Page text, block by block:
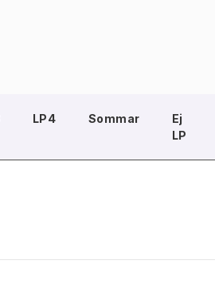
LP4 Sommar
Ej
LP